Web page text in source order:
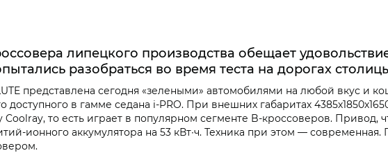
липецкого производства обещает
разобраться во время теста на дорогах
представлена сегодня «зелеными» автомобилями на любой вкус и
в гамме седана i‑PRO. При внешних габаритах
Coolray, то есть играет в популярном сегменте B-кроссоверов. Привод,
ионного аккумулятора на 53 кВт∙ч. Техника при этом —